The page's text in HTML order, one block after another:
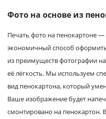
Фото на основе из
Печать фото на пенокартоне
экономичный способ
из преимуществ фотографии
её лёгкость. Мы используем
вид пенокартона, который
Ваше изображение будет
смонтировано на пенокартон.